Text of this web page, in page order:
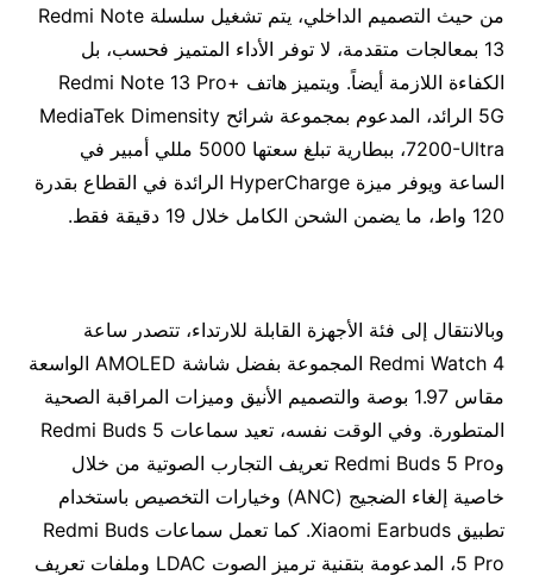
من حيث التصميم الداخلي، يتم تشغيل سلسلة Redmi Note
13 بمعالجات متقدمة، لا توفر الأداء المتميز فحسب، بل
الكفاءة اللازمة أيضاً. ويتميز هاتف Redmi Note 13 Pro+
5G الرائد، المدعوم بمجموعة شرائح MediaTek Dimensity
7200-Ultra، ببطارية تبلغ سعتها 5000 مللي أمبير في
الساعة ويوفر ميزة HyperCharge الرائدة في القطاع بقدرة
120 واط، ما يضمن الشحن الكامل خلال 19 دقيقة فقط.
وبالانتقال إلى فئة الأجهزة القابلة للارتداء، تتصدر ساعة
Redmi Watch 4 المجموعة بفضل شاشة AMOLED الواسعة
مقاس 1.97 بوصة والتصميم الأنيق وميزات المراقبة الصحية
المتطورة. وفي الوقت نفسه، تعيد سماعات Redmi Buds 5
وRedmi Buds 5 Pro تعريف التجارب الصوتية من خلال
خاصية إلغاء الضجيج (ANC) وخيارات التخصيص باستخدام
تطبيق Xiaomi Earbuds. كما تعمل سماعات Redmi Buds
5 Pro، المدعومة بتقنية ترميز الصوت LDAC وملفات تعريف